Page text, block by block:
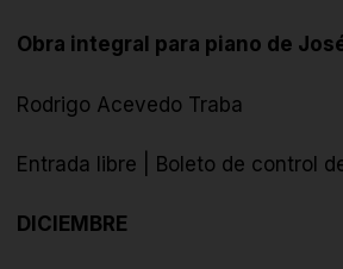
Obra integral para piano de
Rodrigo Acevedo Traba
Entrada libre | Boleto de control
DICIEMBRE